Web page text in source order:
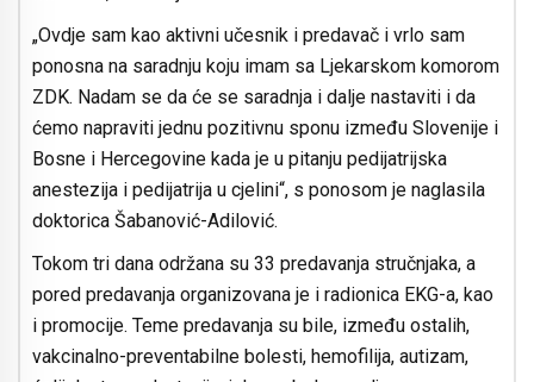
„Ovdje sam kao aktivni učesnik i predavač i vrlo sam
ponosna na saradnju koju imam sa Ljekarskom komorom
ZDK. Nadam se da će se saradnja i dalje nastaviti i da
ćemo napraviti jednu pozitivnu sponu između Slovenije i
Bosne i Hercegovine kada je u pitanju pedijatrijska
anestezija i pedijatrija u cjelini“, s ponosom je naglasila
doktorica Šabanović-Adilović.
Tokom tri dana održana su 33 predavanja stručnjaka, a
pored predavanja organizovana je i radionica EKG-a, kao
i promocije. Teme predavanja su bile, između ostalih,
vakcinalno-preventabilne bolesti, hemofilija, autizam,